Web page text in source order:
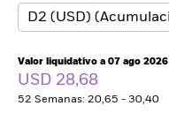
Perspectivas
Valor liquidativo a 07 ago 2026
USD 28,68
52 Semanas: 20,65 - 30,40